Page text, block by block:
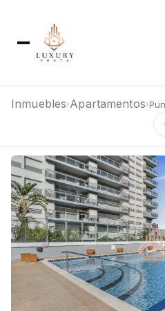
Inmuebles›Apartamentos›